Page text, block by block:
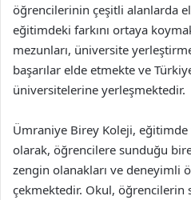
öğrencilerinin çeşitli alanlarda
eğitimdeki farkını ortaya
mezunları, üniversite
başarılar elde etmekte ve
üniversitelerine yerleşmektedir.
Ümraniye Birey Koleji,
olarak, öğrencilere sunduğu
zengin olanakları ve deneyimli
çekmektedir. Okul, öğrencilerin